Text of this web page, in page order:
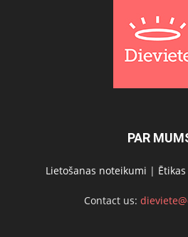
PAR
Lietošanas noteikumi |
Contact us: